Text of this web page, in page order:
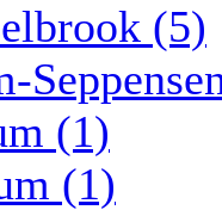
(5)
(1)
(1)